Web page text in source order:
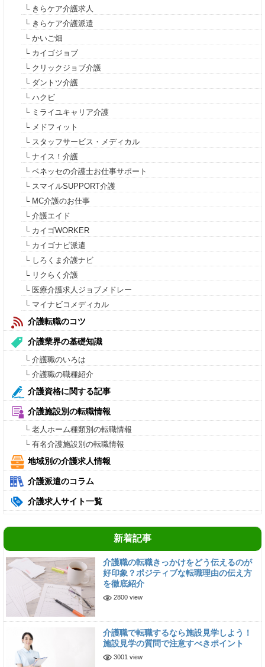
└ きらケア介護求人
└ きらケア介護派遣
└ かいご畑
└ カイゴジョブ
└ クリックジョブ介護
└ ダントツ介護
└ ハクビ
└ ミライユキャリア介護
└ メドフィット
└ スタッフサービス・メディカル
└ ナイス！介護
└ ベネッセの介護士お仕事サポート
└ スマイルSUPPORT介護
└ MC介護のお仕事
└ 介護エイド
└ カイゴWORKER
└ カイゴナビ派遣
└ しろくま介護ナビ
└ リクらく介護
└ 医療介護求人ジョブメドレー
└ マイナビコメディカル
介護転職のコツ
介護業界の基礎知識
└ 介護職のいろは
└ 介護職の職種紹介
介護資格に関する記事
介護施設別の転職情報
└ 老人ホーム種類別の転職情報
└ 有名介護施設別の転職情報
地域別の介護求人情報
介護派遣のコラム
介護求人サイト一覧
新着記事
介護職の転職きっかけをどう伝えるのが
好印象？ポジティブな転職理由の伝え方
を徹底紹介
2800 view
介護職で転職するなら施設見学しよう！
施設見学の質問で注意すべきポイント
3001 view